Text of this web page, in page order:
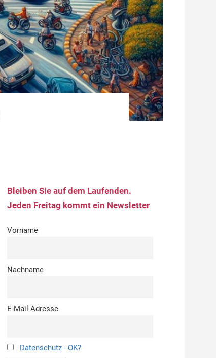
Bleiben Sie auf dem Laufenden.
Jeden Freitag kommt ein Newsletter
Vorname
Nachname
E-Mail-Adresse
Datenschutz - OK?